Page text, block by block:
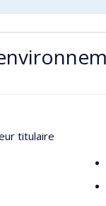
titulaire